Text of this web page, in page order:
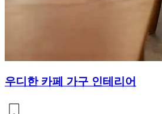
우디한 카페 가구 인테리어